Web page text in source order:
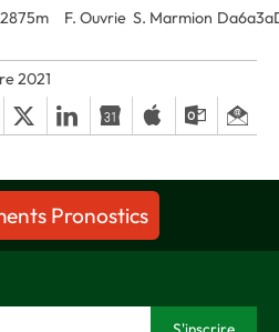
2875m F. Ouvrie S. Marmion
2021
Pronostics